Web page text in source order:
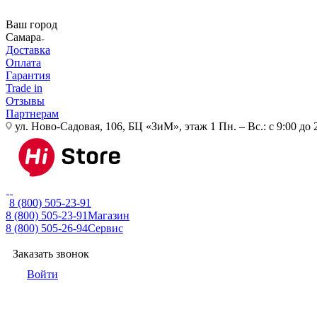
Ваш город
Самара
Доставка
Оплата
Гарантия
Trade in
Отзывы
Партнерам
ул. Ново-Садовая, 106, БЦ «ЗиМ», этаж 1 Пн. – Вс.: с 9:00 до
8 (800) 505-23-91
8 (800) 505-23-91Магазин
8 (800) 505-26-94Сервис
Заказать звонок
Войти